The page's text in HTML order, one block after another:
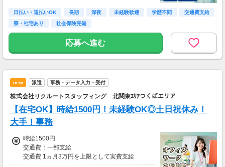
＜各種手当＞
・深夜手当：時給2,000円〜
・休日出勤手当：時給2,160円〜
当）
日払い・週払いOK 長期 深夜 未経験歓迎 学歴不問
交通費支給
寮・社宅あり
社会保険完備
応募へ進む
new 派遣 事務・データ入力・受付
株式会社リクルートスタッフィング 北関東ｴﾘｱつくばエリア
【在宅OK】時給1500円！未経験OK◎土日祝休み！
大手！事務
時給1500円
交通費：一部支給
交通費 1ヵ月3万円を上限として実費支給